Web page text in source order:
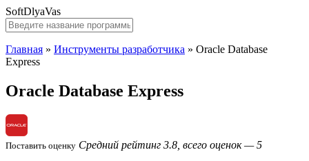
SoftDlyaVas
Главная » Инструменты разработчика » Oracle Database
Express
Oracle Database Express
Поставить оценку Средний рейтинг 3.8, всего оценок — 5